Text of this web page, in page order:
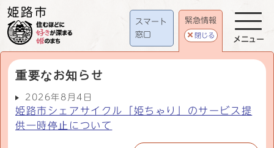
スマート
窓口
緊急情報
閉じる
重要なお知らせ
2026年8月4日
姫路市シェアサイクル「姫ちゃり」のサービス提
供一時停止について
メニュー